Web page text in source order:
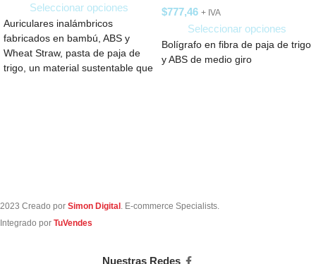
Seleccionar opciones
Auriculares inalámbricos
fabricados en bambú, ABS y
Wheat Straw, pasta de paja de
trigo, un material sustentable que
$777,46 + IVA
Seleccionar opciones
Bolígrafo en fibra de paja de trigo
y ABS de medio giro
2023 Creado por Simon Digital . E-commerce Specialists.
Integrado por TuVendes
Nuestras Redes